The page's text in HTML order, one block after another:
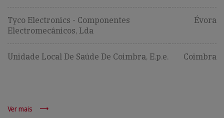
Tyco Electronics - Componentes
Electromecânicos, Lda
Évora
Unidade Local De Saúde De Coimbra, E.p.e. Coimbra
Ver mais